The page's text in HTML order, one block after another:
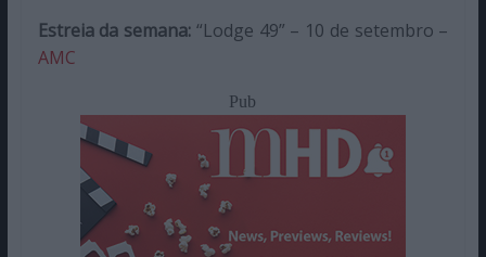
Estreia da semana: “Lodge 49” – 10 de setembro –
AMC
Pub